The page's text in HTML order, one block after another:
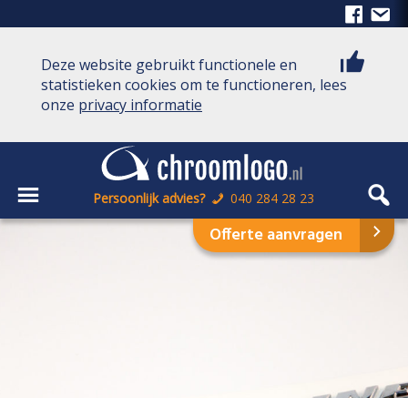
Deze website gebruikt functionele en
statistieken cookies om te functioneren, lees
onze privacy informatie
Persoonlijk advies? 040 284 28 23
Offerte aanvragen